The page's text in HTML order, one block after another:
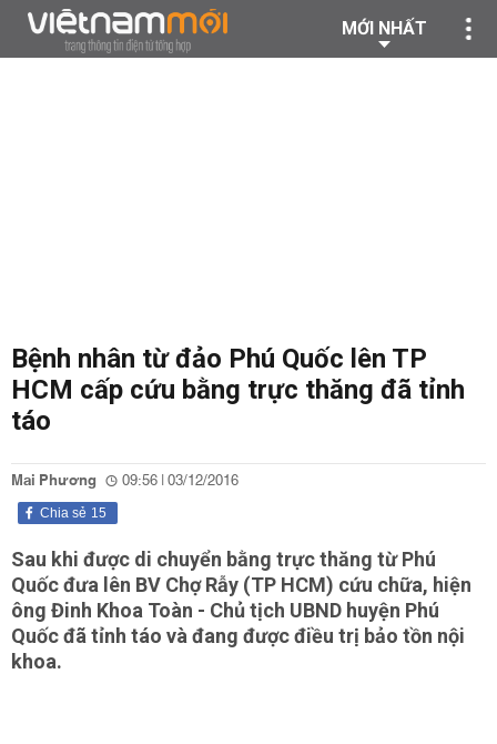
MỚI NHẤT
Bệnh nhân từ đảo Phú Quốc lên TP
HCM cấp cứu bằng trực thăng đã tỉnh
táo
Mai Phương 09:56 | 03/12/2016
15
Chia sẻ
Sau khi được di chuyển bằng trực thăng từ Phú
Quốc đưa lên BV Chợ Rẫy (TP HCM) cứu chữa, hiện
ông Đinh Khoa Toàn - Chủ tịch UBND huyện Phú
Quốc đã tỉnh táo và đang được điều trị bảo tồn nội
khoa.